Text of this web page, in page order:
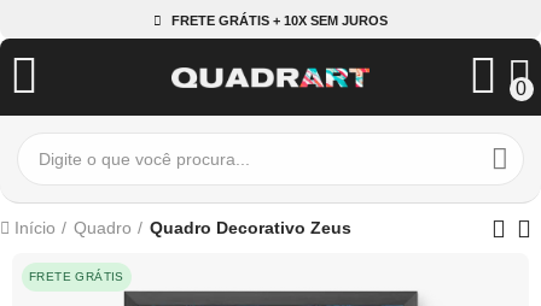
FRETE GRÁTIS + 10X SEM JUROS
0
Início Quadro Quadro Decorativo Zeus
FRETE GRÁTIS